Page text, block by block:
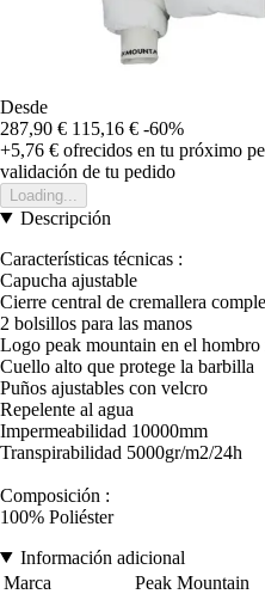
Desde
287,90 € 115,16 € -60%
+5,76 € ofrecidos en tu próximo
validación de tu pedido
Loading...
Descripción
Características técnicas :
Capucha ajustable
Cierre central de cremallera
2 bolsillos para las manos
Logo peak mountain en el
Cuello alto que protege la barbilla
Puños ajustables con velcro
Repelente al agua
Impermeabilidad 10000mm
Transpirabilidad 5000gr/m2/24h
Composición :
100% Poliéster
Información adicional
Marca
Peak Mountain